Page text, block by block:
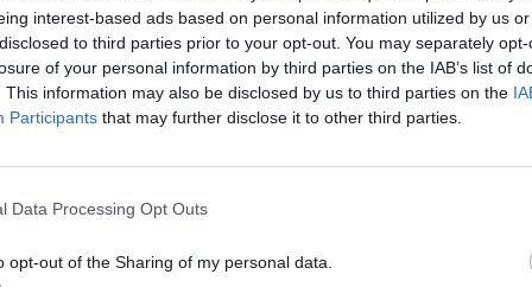
interest-based ads based on personal information utilized by us
to third parties prior to your opt-out. You may separately
of your personal information by third parties on the IAB’s list of
This information may also be disclosed by us to third parties on the
Participants that may further disclose it to other third parties.
Data Processing Opt Outs
opt-out of the Sharing of my personal data.
minimalistisch, die Bühnenmittel
und die Körperlichkeit ihrer
Zäsur atmet: ein konzentriertes Bühnenerlebnis.
Schauspielerin verbindet sie Temperament
Figurenzeichnung, Tempowechsel, souveräne
herzhaftes Lachen, das in zustimmendes